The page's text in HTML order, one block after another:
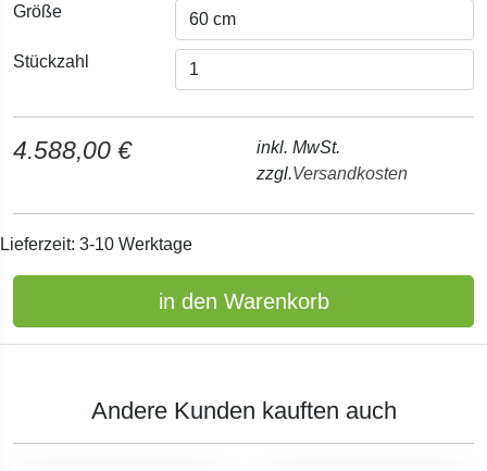
Größe
Stückzahl
4.588,00 €
inkl. MwSt.
zzgl.Versandkosten
Lieferzeit: 3-10 Werktage
in den Warenkorb
Andere Kunden kauften auch